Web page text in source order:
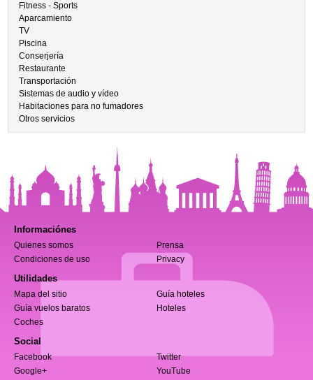
Fitness - Sports
Aparcamiento
TV
Piscina
Conserjería
Restaurante
Transportación
Sistemas de audio y vídeo
Habitaciones para no fumadores
Otros servicios
Informaciónes
Quienes somos
Prensa
Condiciones de uso
Privacy
Utilidades
Mapa del sitio
Guía hoteles
Guía vuelos baratos
Hoteles
Coches
Social
Facebook
Twitter
Google+
YouTube